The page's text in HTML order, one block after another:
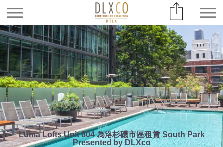
Luma Lofts Unit 804 為洛杉磯市區租賃 South Park
Presented by DLXco